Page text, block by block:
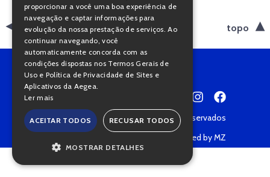
voltar topo
Copyright © 2022 • Todos os direitos reservados
Powered by MZ
proporcionar a você uma boa experiência de
navegação e captar informações para
evolução da nossa prestação de serviços. Ao
continuar navegando, você
automaticamente concorda com as
condições dispostas nos Termos Gerais de
Uso e Política de Privacidade de Sites e
Aplicativos da Aegea.
Ler mais
ACEITAR TODOS RECUSAR TODOS
MOSTRAR DETALHES